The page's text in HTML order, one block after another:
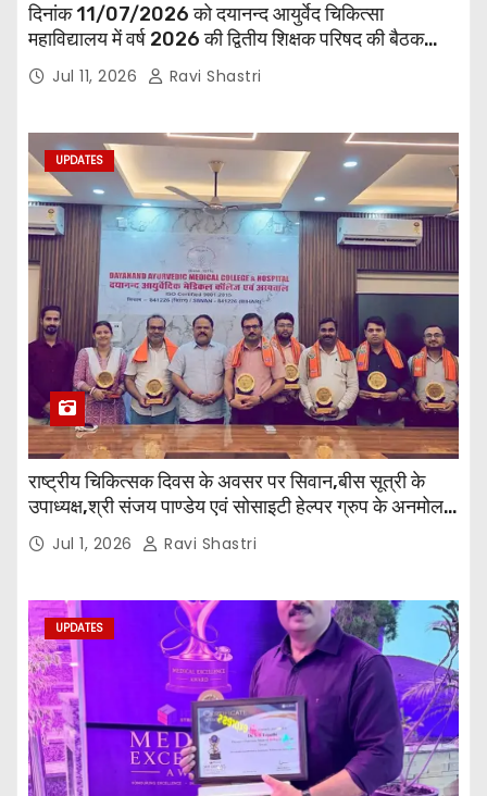
दिनांक 11/07/2026 को दयानन्द आयुर्वेद चिकित्सा
महाविद्यालय में वर्ष 2026 की द्वितीय शिक्षक परिषद की बैठक
प्राचार्य की अध्यक्षता में हुई। बैठक मे महाविद्यालय सभी
विभागाध्यक्ष एवं शिक्षक सम्मिलित हुए।
Jul 11, 2026 Ravi Shastri
UPDATES
राष्ट्रीय चिकित्सक दिवस के अवसर पर सिवान,बीस सूत्री के
उपाध्यक्ष,श्री संजय पाण्डेय एवं सोसाइटी हेल्पर ग्रुप के अनमोल
जी तथा इनर व्हील क्लब की अध्यक्षा श्रीमती आरती अलोक वर्मा
एवं उनकी टीम द्वारा महाविद्यालय के प्राचार्य डॉ. सुधांशु शेखर
Jul 1, 2026 Ravi Shastri
UPDATES